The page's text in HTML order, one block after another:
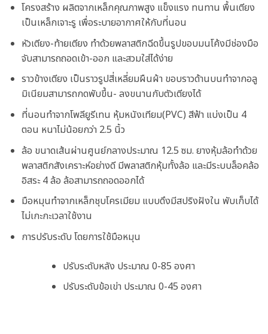
โครงสร้าง ผลิตจากเหล็กคุณภาพสูง แข็งแรง ทนทาน พื้นเตียง
เป็นเหล็กเจาะรู เพื่อระบายอากาศให้กับที่นอน
หัวเตียง-ท้ายเตียง ทำด้วยพลาสติกฉีดขึ้นรูปขอบมนโค้งมีช่องมือ
จับสามารถถอดเข้า-ออก และสวมใส่ได้ง่าย
ราวข้างเตียง เป็นราวรูปสี่เหลี่ยมผืนผ้า ขอบราวด้านบนทำจากอลู
มิเนียมสามารถกดพับขึ้น- ลงขนานกับตัวเตียงได้
ที่นอนทำจากโพลียูรีเทน หุ้มหนังเทียม(PVC) สีฟ้า แบ่งเป็น 4
ตอน หนาไม่น้อยกว่า 2.5 นิ้ว
ล้อ ขนาดเส้นผ่านศูนย์กลางประมาณ 12.5 ซม. ยางหุ้มล้อทำด้วย
พลาสติกสังเคราะห์อย่างดี มีพลาสติกหุ้มทั้งล้อ และมีระบบล็อคล้อ
อิสระ 4 ล้อ ล้อสามารถถอดออกได้
มือหมุนทำจากเหล็กชุบโครเมียม แบบดึงมีสปริงฝังใน พับเก็บได้
ไม่เกะกะเวลาใช้งาน
การปรับระดับ โดยการใช้มือหมุน
ปรับระดับหลัง ประมาณ 0-85 องศา
ปรับระดับข้อเข่า ประมาณ 0-45 องศา